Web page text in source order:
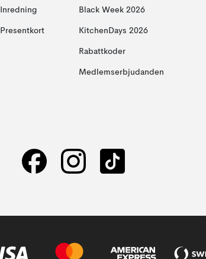
Inredning
Presentkort
Black Week 2026
KitchenDays 2026
Rabattkoder
Medlemserbjudanden